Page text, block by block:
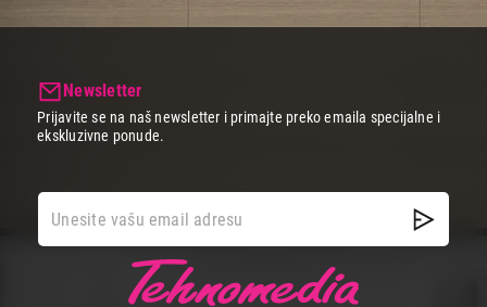
Newsletter
Prijavite se na naš newsletter i primajte preko emaila specijalne i
ekskluzivne ponude.